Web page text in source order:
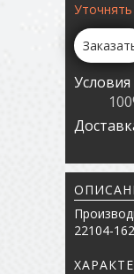
22104-